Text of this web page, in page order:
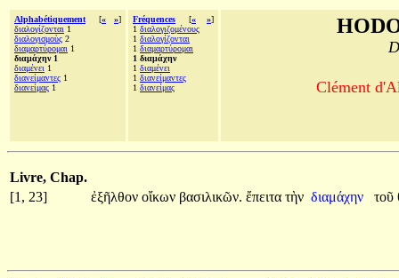
Alphabétiquement [« »]
διαλογίζονται 1
διαλογισμοὺς 2
διαμαρτύρομαι 1
διαμάχην 1
διαμένει 1
διανείμαντες 1
διανείμας 1
Fréquences [« »]
1 διαλογιζομένους
1 διαλογίζονται
1 διαμαρτύρομαι
1 διαμάχην
1 διαμένει
1 διανείμαντες
1 διανείμας Clément
Livre, Chap.
[1, 23]
ἐξῆλθον οἴκων βασιλικῶν. ἔπειτα τὴν διαμάχην τοῦ